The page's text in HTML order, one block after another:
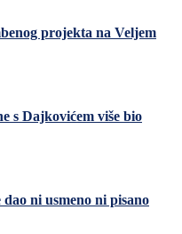
projekta na Veljem
s Dajkovićem više bio
ni usmeno ni pisano